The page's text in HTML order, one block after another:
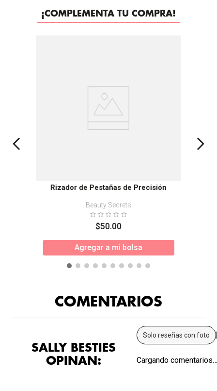
¡COMPLEMENTA TU COMPRA!
Rizador de Pestañas de Precisión
Beauty Secrets
$50.00
Agregar a mi bolsa
COMENTARIOS
SALLY BESTIES
OPINAN:
Solo reseñas con foto
Cargando